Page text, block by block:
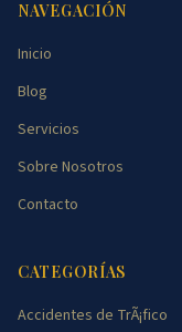
NAVEGACIÓN
Inicio
Blog
Servicios
Sobre Nosotros
Contacto
CATEGORÍAS
Accidentes de TrÃ¡fico